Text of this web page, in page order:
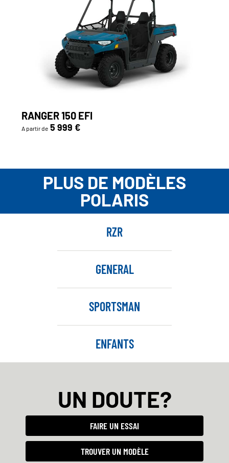
RANGER 150 EFI
A partir de 5 999 €
PLUS DE MODÈLES
POLARIS
RZR
GENERAL
SPORTSMAN
ENFANTS
UN DOUTE?
FAIRE UN ESSAI
TROUVER UN MODÈLE